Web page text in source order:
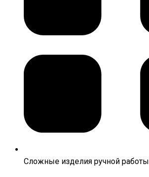
Сложные изделия ручной работы